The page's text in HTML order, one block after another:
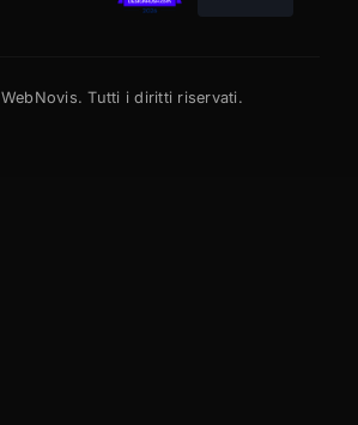
WebNovis. Tutti i diritti riservati.